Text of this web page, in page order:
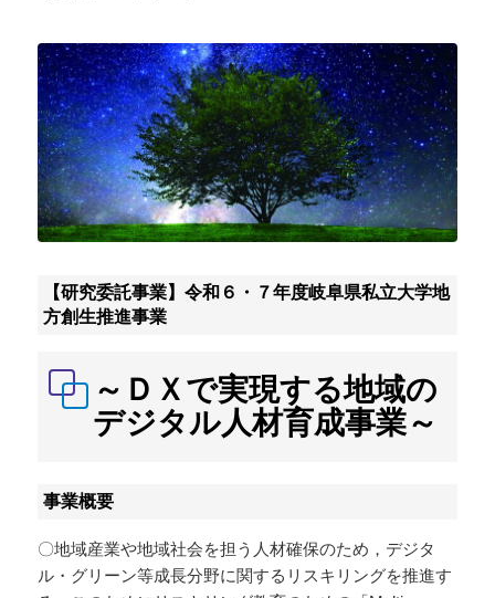
【研究委託事業】令和６・７年度岐阜県私立大学地
方創生推進事業
～ＤＸで実現する地域の
デジタル人材育成事業～
事業概要
〇地域産業や地域社会を担う人材確保のため，デジタ
ル・グリーン等成長分野に関するリスキリングを推進す